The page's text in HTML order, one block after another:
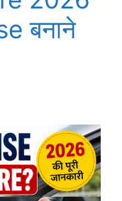
बनाने